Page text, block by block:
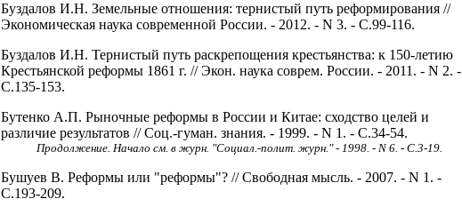
Буздалов И.Н. Земельные отношения: тернистый путь реформирования //
Экономическая наука современной России. - 2012. - N 3. - С.99-116.
Буздалов И.Н. Тернистый путь раскрепощения крестьянства: к 150-летию
Крестьянской реформы 1861 г. // Экон. наука соврем. России. - 2011. - N 2. -
С.135-153.
Бутенко А.П. Рыночные реформы в России и Китае: сходство целей и
различие результатов // Соц.-гуман. знания. - 1999. - N 1. - С.34-54.
Продолжение. Начало см. в журн. "Социал.-полит. журн." - 1998. - N 6. - С.3-19.
Бушуев В. Реформы или "реформы"? // Свободная мысль. - 2007. - N 1. -
С.193-209.